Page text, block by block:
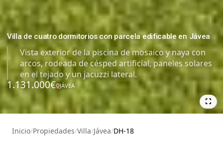
Villa de cuatro dormitorios con parcela edificable en Jávea
Vista exterior de la piscina de mosaico y naya con
arcos, rodeada de césped artificial, paneles solares
en el tejado y un jacuzzi lateral.
1.131.000€ JÁVEA
Inicio/Propiedades/Villa/Jávea/DH-18